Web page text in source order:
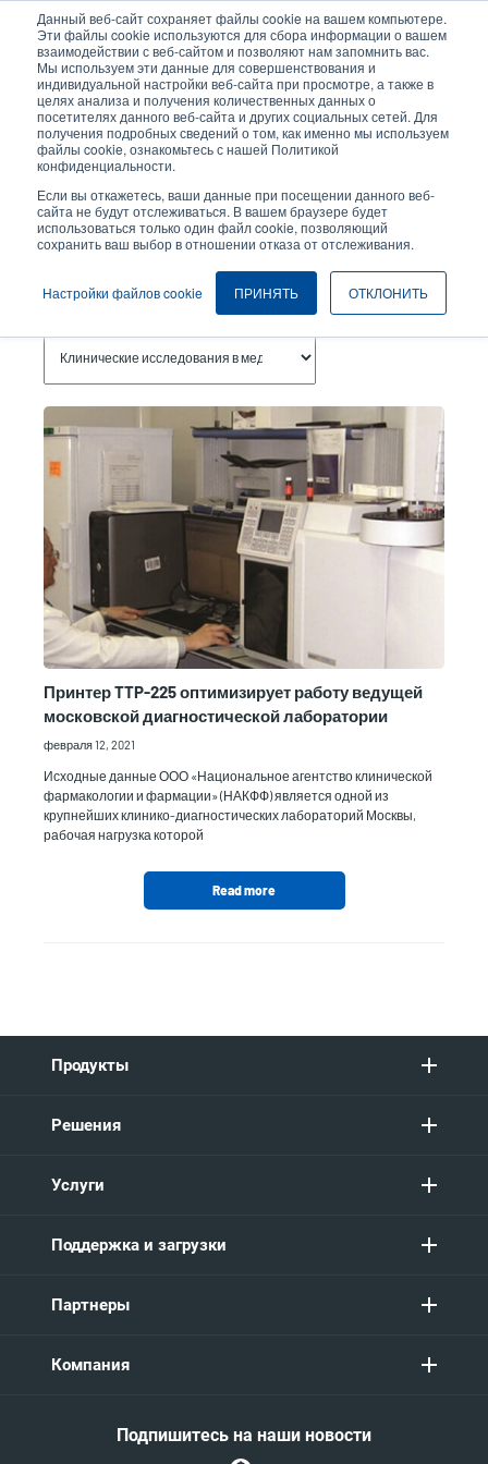
Данный веб-сайт сохраняет файлы cookie на вашем компьютере.
Эти файлы cookie используются для сбора информации о вашем
взаимодействии с веб-сайтом и позволяют нам запомнить вас.
Мы используем эти данные для совершенствования и
индивидуальной настройки веб-сайта при просмотре, а также в
целях анализа и получения количественных данных о
посетителях данного веб-сайта и других социальных сетей. Для
получения подробных сведений о том, как именно мы используем
файлы cookie, ознакомьтесь с нашей Политикой
конфиденциальности.
Если вы откажетесь, ваши данные при посещении данного веб-
сайта не будут отслеживаться. В вашем браузере будет
использоваться только один файл cookie, позволяющий
сохранить ваш выбор в отношении отказа от отслеживания.
Настройки файлов cookie ПРИНЯТЬ ОТКЛОНИТЬ
основному
содержанию
User
account
menu
User
Header
Селектор изделий
Связаться с отделом продаж
Клинические Исследования В
Медицине
Принтер TTP-225 оптимизирует работу ведущей
московской диагностической лаборатории
февраля 12, 2021
Исходные данные ООО «Национальное агентство клинической
фармакологии и фармации» (НАКФФ) является одной из
крупнейших клинико-диагностических лабораторий Москвы,
рабочая нагрузка которой
Read more
Продукты
Решения
Услуги
Поддержка и загрузки
Партнеры
Компания
Подпишитесь на наши новости